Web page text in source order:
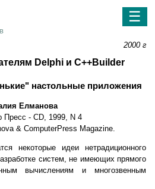
☰
2000 г
Delphi и C++Builder
настольные приложения
Елманова
Пресс - CD, 1999, N 4
& ComputerPress Magazine.
некоторые идеи нетрадиционного
систем, не имеющих прямого
вычислениям и многозвенным